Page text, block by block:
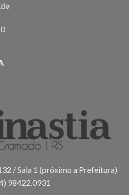
/ Sala 1 (próximo a Prefeitura)
98422.0931